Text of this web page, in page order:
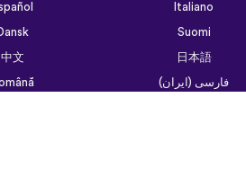
Italiano
Suomi
中文 日本語
فارسی (ایران)